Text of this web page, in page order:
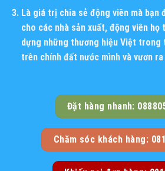
Là giá trị chia sẻ động viên mà bạn
cho các nhà sản xuất, động viên họ
dựng những thương hiệu Việt trong
trên chính đất nước mình và vươn
Đặt hàng nhanh:
Chăm sóc khách hàng: